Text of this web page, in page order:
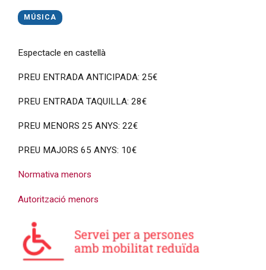
MÚSICA
Espectacle en castellà
PREU ENTRADA ANTICIPADA: 25€
PREU ENTRADA TAQUILLA: 28€
PREU MENORS 25 ANYS: 22€
PREU MAJORS 65 ANYS: 10€
Normativa menors
Autorització menors